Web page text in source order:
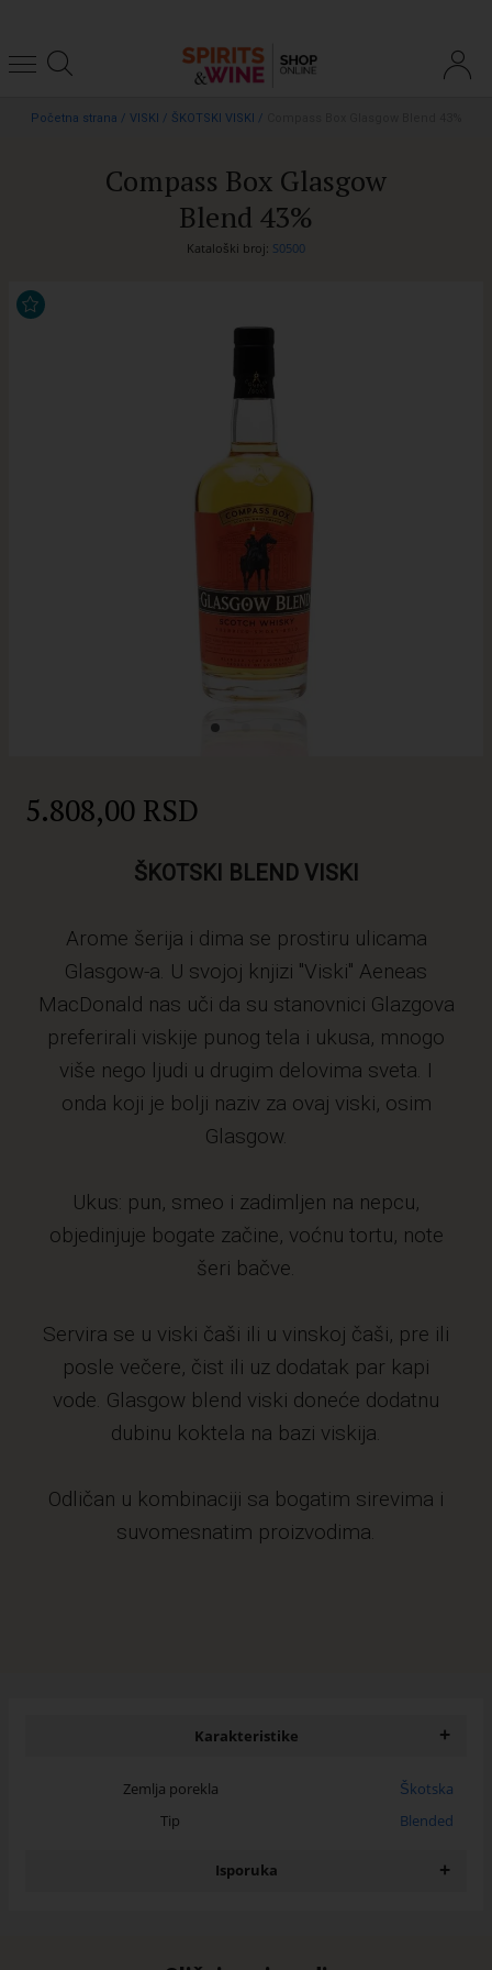
Početna strana / VISKI / ŠKOTSKI VISKI /
Compass Box Glasgow
Blend 43%
Kataloški broj: S0500
5.808,00 RSD
ŠKOTSKI BLEND VISKI
Arome šerija i dima se prostiru ulicama
Glasgow-a. U svojoj knjizi "Viski" Aeneas
MacDonald nas uči da su stanovnici Glazgova
preferirali viskije punog tela i ukusa, mnogo
više nego ljudi u drugim delovima sveta. I
onda koji je bolji naziv za ovaj viski, osim
Glasgow.
Ukus: pun, smeo i zadimljen na nepcu,
objedinjuje bogate začine, voćnu tortu, note
šeri bačve.
Servira se u viski čaši ili u vinskoj čaši, pre ili
posle večere, čist ili uz dodatak par kapi
vode. Glasgow blend viski doneće dodatnu
dubinu koktela na bazi viskija.
Odličan u kombinaciji sa bogatim sirevima i
suvomesnatim proizvodima.
Karakteristike +
Zemlja porekla
Škotska
Tip
Blended
Isporuka +